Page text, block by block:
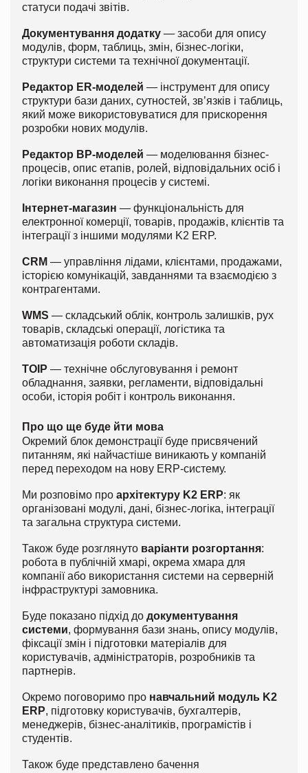
статуси подачі звітів.
Документування додатку — засоби для опису
модулів, форм, таблиць, змін, бізнес-логіки,
структури системи та технічної документації.
Редактор ER-моделей — інструмент для опису
структури бази даних, сутностей, зв’язків і таблиць,
який може використовуватися для прискорення
розробки нових модулів.
Редактор BP-моделей — моделювання бізнес-
процесів, опис етапів, ролей, відповідальних осіб і
логіки виконання процесів у системі.
Інтернет-магазин — функціональність для
електронної комерції, товарів, продажів, клієнтів та
інтеграції з іншими модулями K2 ERP.
CRM — управління лідами, клієнтами, продажами,
історією комунікацій, завданнями та взаємодією з
контрагентами.
WMS — складський облік, контроль залишків, рух
товарів, складські операції, логістика та
автоматизація роботи складів.
ТОІР — технічне обслуговування і ремонт
обладнання, заявки, регламенти, відповідальні
особи, історія робіт і контроль виконання.
Про що ще буде йти мова
Окремий блок демонстрації буде присвячений
питанням, які найчастіше виникають у компаній
перед переходом на нову ERP-систему.
Ми розповімо про архітектуру K2 ERP: як
організовані модулі, дані, бізнес-логіка, інтеграції
та загальна структура системи.
Також буде розглянуто варіанти розгортання:
робота в публічній хмарі, окрема хмара для
компанії або використання системи на серверній
інфраструктурі замовника.
Буде показано підхід до документування
системи, формування бази знань, опису модулів,
фіксації змін і підготовки матеріалів для
користувачів, адміністраторів, розробників та
партнерів.
Окремо поговоримо про навчальний модуль K2
ERP, підготовку користувачів, бухгалтерів,
менеджерів, бізнес-аналітиків, програмістів і
студентів.
Також буде представлено бачення